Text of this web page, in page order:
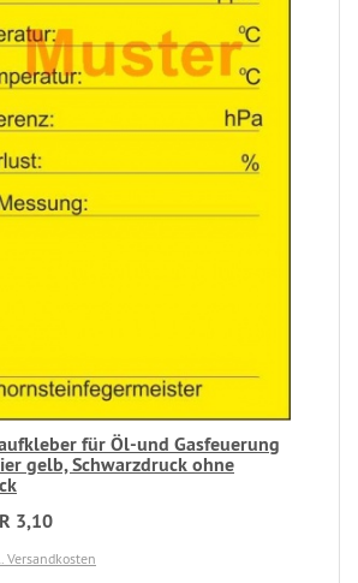
für Öl-und Gasfeuerung
gelb, Schwarzdruck ohne
3,10
Versandkosten